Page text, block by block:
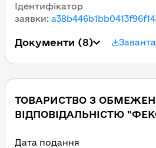
Ідентифікатор
заявки:
Документи (8)
ТОВАРИСТВО З
ВІДПОВІДАЛЬНІСТЮ
Дата подання